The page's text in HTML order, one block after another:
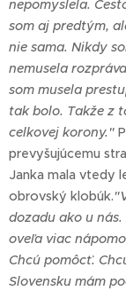
nepomyslela.
som aj predtým,
nie sama. Nikdy
nemusela
som musela
tak bolo. Takže z
celkovej korony."
prevyšujúcemu
Janka mala vtedy
obrovský klobúk.
dozadu ako u
oveľa viac
Chcú pomôcť.
Slovensku mám